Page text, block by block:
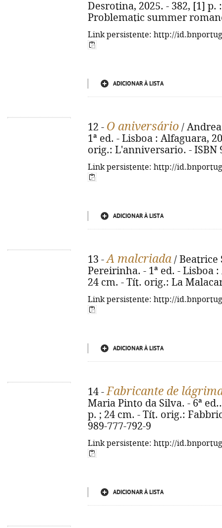
Desrotina, 2025. - 382, [1]
Problematic summer
Link persistente: http://
ADICIONAR À LISTA
12 - O aniversário /
1ª ed. - Lisboa : Alfaguara,
orig.: L'anniversario. - ISBN
Link persistente: http://
ADICIONAR À LISTA
13 -A malcriada / Beatrice
Pereirinha. - 1ª ed. - Lisboa
24 cm. - Tít. orig.: La
Link persistente: http://
ADICIONAR À LISTA
14 -Fabricante de
Maria Pinto da Silva. - 6ª
p. ; 24 cm. - Tít. orig.:
989-777-792-9
Link persistente: http://
ADICIONAR À LISTA